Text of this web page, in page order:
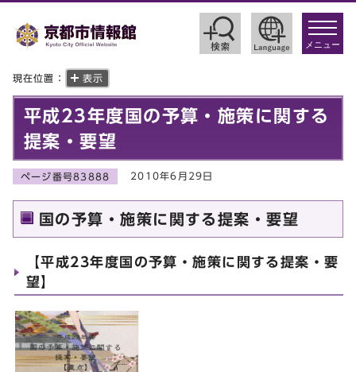
toggle
メニュー
現在位置： 表示
平成23年度国の予算・施策に関する
提案・要望
ページ番号83888 2010年6月29日
国の予算・施策に関する提案・要望
【平成23年度国の予算・施策に関する提案・要
望】